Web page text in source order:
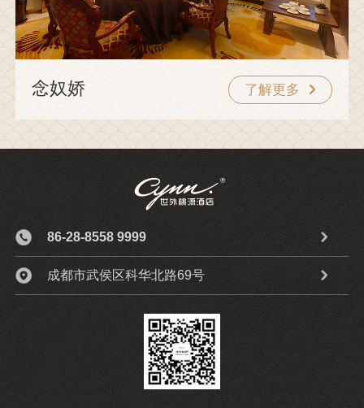
念奴娇 了解更多
86-28-8558 9999
成都市武侯区科华北路69号